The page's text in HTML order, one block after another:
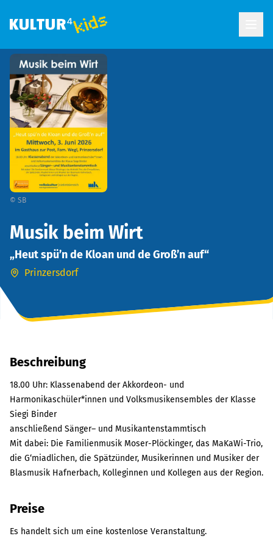
© SB
Musik beim Wirt
„Heut spü’n de Kloan und de Groß’n auf“
Prinzersdorf
Beschreibung
18.00 Uhr: Klassenabend der Akkordeon- und
Harmonikaschüler*innen und Volksmusikensembles der Klasse
Siegi Binder
anschließend Sänger– und Musikantenstammtisch
Mit dabei: Die Familienmusik Moser-Plöckinger, das MaKaWi-Trio,
die G‘miadlichen, die Spätzünder, Musikerinnen und Musiker der
Blasmusik Hafnerbach, Kolleginnen und Kollegen aus der Region.
Preise
Es handelt sich um eine kostenlose Veranstaltung.